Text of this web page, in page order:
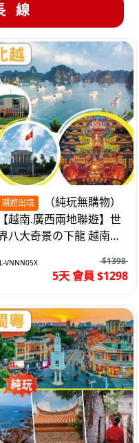
線
潮遊出境
【越南.廣西兩地聯遊】世
八大奇景の下龍 越南首
5天
VNNN05X $1398
5天 會員 $1298